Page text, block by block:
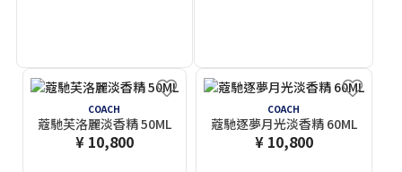
COACH
蔻馳芙洛麗淡香精 50ML
¥ 10,800
COACH
蔻馳逐夢月光淡香精 60ML
¥ 10,800